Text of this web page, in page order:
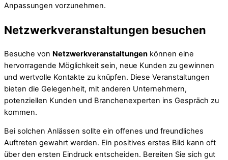
Anpassungen vorzunehmen.
Netzwerkveranstaltungen besuchen
Besuche von Netzwerkveranstaltungen können eine
hervorragende Möglichkeit sein, neue Kunden zu gewinnen
und wertvolle Kontakte zu knüpfen. Diese Veranstaltungen
bieten die Gelegenheit, mit anderen Unternehmern,
potenziellen Kunden und Branchenexperten ins Gespräch zu
kommen.
Bei solchen Anlässen sollte ein offenes und freundliches
Auftreten gewahrt werden. Ein positives erstes Bild kann oft
über den ersten Eindruck entscheiden. Bereiten Sie sich gut